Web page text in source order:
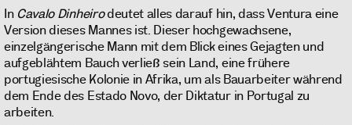
In Cavalo Dinheirodeutet alles darauf hin, dass Ventura eine
Version dieses Mannes ist. Dieser hochgewachsene,
einzelgängerische Mann mit dem Blick eines Gejagten und
aufgeblähtem Bauch verließ sein Land, eine frühere
portugiesische Kolonie in Afrika, um als Bauarbeiter während
dem Ende des Estado Novo, der Diktatur in Portugal zu
arbeiten.